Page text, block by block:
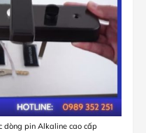
dòng pin Alkaline cao cấp